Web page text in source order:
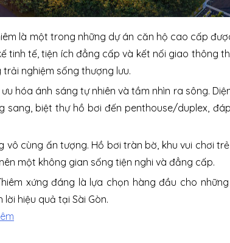
là một trong những dự án căn hộ cao cấp
tinh tế, tiện ích đẳng cấp và kết nối giao thông
nghiệm sống thượng lưu.
hóa ánh sáng tự nhiên và tầm nhìn ra sông.
sang, biệt thự hồ bơi đến penthouse/duplex,
vô cùng ấn tượng. Hồ bơi tràn bờ, khu vui chơi
một không gian sống tiện nghi và đẳng cấp.
xứng đáng là lựa chọn hàng đầu cho
hiệu quả tại Sài Gòn.